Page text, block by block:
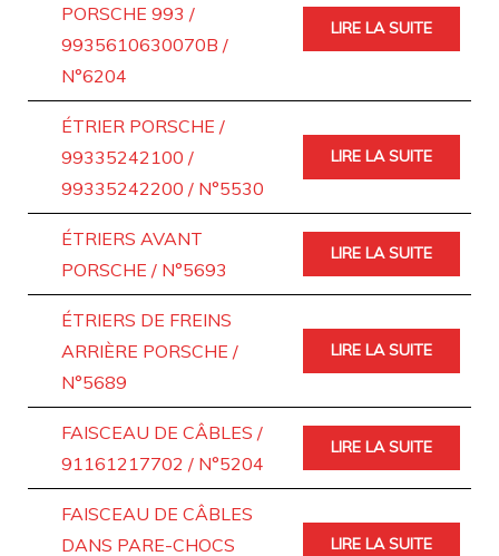
PORSCHE 993 /
9935610630070B /
N°6204
LIRE LA SUITE
ÉTRIER PORSCHE /
99335242100 /
99335242200 / N°5530
LIRE LA SUITE
ÉTRIERS AVANT
PORSCHE / N°5693
LIRE LA SUITE
ÉTRIERS DE FREINS
ARRIÈRE PORSCHE /
N°5689
LIRE LA SUITE
FAISCEAU DE CÂBLES /
91161217702 / N°5204
LIRE LA SUITE
FAISCEAU DE CÂBLES
DANS PARE-CHOCS
LIRE LA SUITE